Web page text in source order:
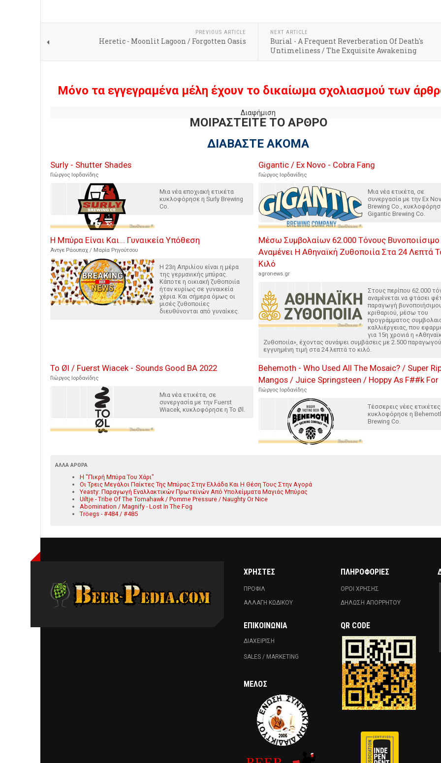
PREVIOUS ARTICLE
Heretic - Moonlit Lagoon / Forgotten Oasis
NEXT ARTICLE
Burial - A Frequent Reverberation Of Death's
Untimeliness / The Exquisite Awakening
Μόνο τα εγγεγραμένα μέλη έχουν το δικαίωμα σχολιασμού των
Διαφήμιση
ΜΟΙΡΑΣΤΕΙΤΕ ΤΟ ΑΡΘΡΟ
ΔΙΑΒΑΣΤΕ ΑΚΟΜΑ
Surly - Shutter Shades
Γιώργος Ιορδανίδης
Μια νέα εποχιακή ετικέτα
κυκλοφόρησε η Surly Brewing
Co.
Gigantic / Ex Novo - Cobra Fang
Γιώργος Ιορδανίδης
Μια νέα ετικέτα, σε
συνεργασία με την Ex
Brewing Co.,
Gigantic Brewing Co.
Η Μπύρα Είναι Και... Γυναικεία Υπόθεση
Άντγε Ράουπαχ / Μαρία Ρηγούτσου
Η 23η Απριλίου είναι η μέρα
της γερμανικής μπύρας.
Κάποτε η οικιακή ζυθοποιία
ήταν κυρίως σε γυναικεία
χέρια. Και σήμερα όμως οι
μισές ζυθοποιίες
διευθύνονται από γυναίκες.
Μέσω Συμβολαίων 62.000 Τόνους Βυνοποιίσιμο
Αναμένει Η Αθηναϊκή Ζυθοποιία Στα 24 Λεπτά
Κιλό
agronews.gr
Στους περίπου 62.000
αναμένεται να φτάσει
παραγωγή
κριθαριού, μέσω του
προγράμματος
καλλιέργειας, που
για 15η χρονιά η
Ζυθοποιία», έχοντας συνάψει συμβάσεις με 2.500
εγγυημένη τιμή στα 24 λεπτά το κιλό.
To Øl / Fuerst Wiacek - Sounds Good BA 2022
Γιώργος Ιορδανίδης
Μια νέα ετικέτα, σε
συνεργασία με την Fuerst
Wiacek, κυκλοφόρησε η To Øl.
Behemoth - Who Used All The Mosaic? / Super
Mangos / Juice Springsteen / Hoppy As F##k For
Γιώργος Ιορδανίδης
Τέσσερεις νέες ετικέτες
κυκλοφόρησε η
Brewing Co.
ΆΛΛΑ ΆΡΘΡΑ
Η "Πικρή Μπύρα Του Χάρι"
Οι Τρεις Μεγάλοι Παίκτες Της Μπύρας Στην Ελλάδα Και Η Θέση Τους Στην Αγορά
Yeasty: Παραγωγή Εναλλακτικών Πρωτεϊνών Από Υπολείμματα Μαγιάς Μπύρας
Uiltje - Tribe Of The Tomahawk / Pomme Pressure / Naughty Or Nice
Abomination / Magnify - Lost In The Fog
Tröegs - #484 / #485
ΧΡΗΣΤΕΣ
ΠΡΟΦΙΛ
ΑΛΛΑΓΗ ΚΩΔΙΚΟΥ
ΕΠΙΚΟΙΝΩΝΊΑ
ΔΙΑΧΕΙΡΙΣΗ
SALES / MARKETING
ΜΈΛΟΣ
ΠΛΗΡΟΦΟΡΙΕΣ
ΟΡΟΙ ΧΡΗΣΗΣ
ΔΗΛΩΣΗ ΑΠΟΡΡΗΤΟΥ
QR CODE